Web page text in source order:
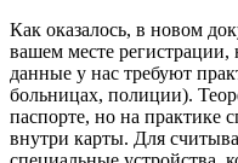
Как оказалось, в новом
вашем месте
данные у нас требуют
больницах, полиции).
паспорте, но на практике
внутри карты. Для